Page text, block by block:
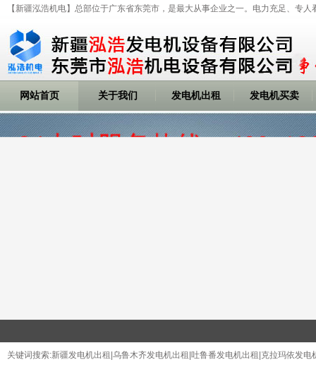
【新疆泓浩机电】总部位于广东省东莞市，是最大从事企业之一。电力充足、专
网站首页 关于我们 发电机出租 发电机买卖
关键词搜索:新疆发电机出租 乌鲁木齐发电机出租 吐鲁番发电机出租 克拉玛依发电